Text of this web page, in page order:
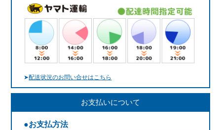
➤配送状況のお問い合せはこちら
お支払いについて
●お支払方法